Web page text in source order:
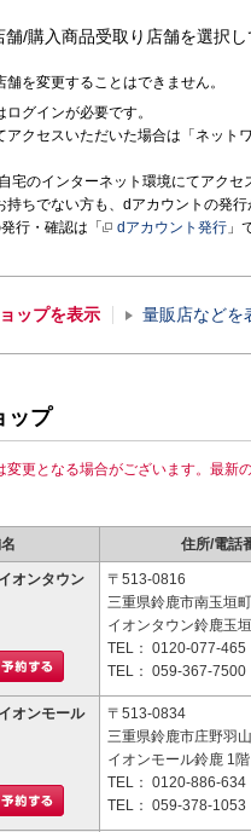
/購入商品受取り店舗を選択し
を変更することはできません。
グインが必要です。
アクセスいただいた場合は「ネッ
宅のインターネット環境にてアク
持ちでない方も、dアカウントの発行
行・確認は「
dアカウント発行 」
ップを表示 量販店などを
ップ
変更となる場合がございます。最新
住所/電話
オンタウン
〒513-0816
三重県鈴鹿市南玉垣
イオンタウン鈴鹿玉
TEL： 0120-077-465
TEL： 059-367-7500
オンモール
〒513-0834
三重県鈴鹿市庄野羽
イオンモール鈴鹿 1階
TEL： 0120-886-634
TEL： 059-378-1053